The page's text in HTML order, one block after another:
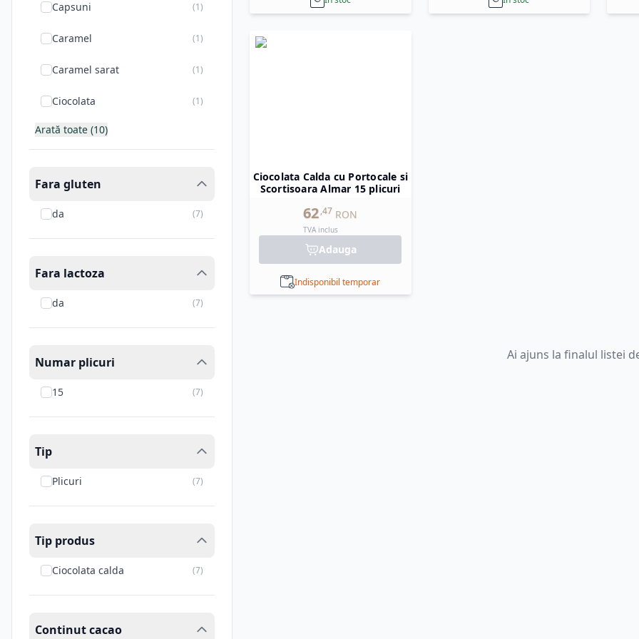
Capsuni (1)
Caramel (1)
Caramel sarat (1)
Ciocolata (1)
Arată toate (10)
Fara gluten
da (7)
Fara lactoza
da (7)
Numar plicuri
15 (7)
Tip
Plicuri (7)
Tip produs
Ciocolata calda (7)
Continut cacao
Ciocolata Calda cu Portocale si
Scortisoara Almar 15 plicuri
62,47 RON
TVA inclus
Adauga
Indisponibil temporar
Ai ajuns la finalul listei